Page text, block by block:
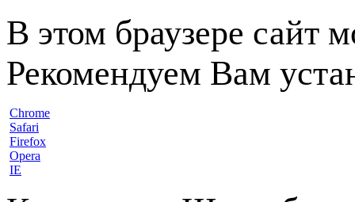
В этом браузере сайт
Рекомендуем Вам
Chrome
Safari
Firefox
Opera
IE